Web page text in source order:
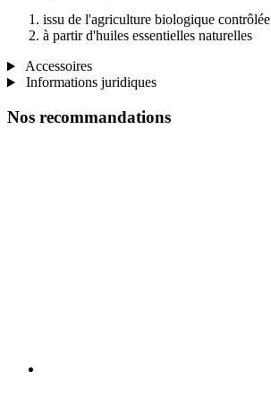
issu de l'agriculture biologique contrôlée
à partir d'huiles essentielles naturelles
Accessoires
Informations juridiques
Nos recommandations